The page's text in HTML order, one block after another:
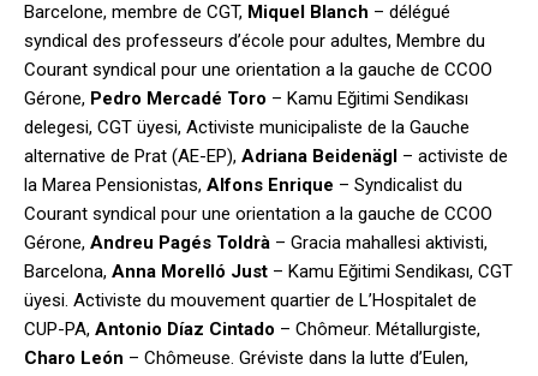
Barcelone, membre de CGT, Miquel Blanch – délégué
syndical des professeurs d’école pour adultes, Membre du
Courant syndical pour une orientation a la gauche de CCOO
Gérone, Pedro Mercadé Toro – Kamu Eğitimi Sendikası
delegesi, CGT üyesi, Activiste municipaliste de la Gauche
alternative de Prat (AE-EP), Adriana Beidenägl – activiste de
la Marea Pensionistas, Alfons Enrique – Syndicalist du
Courant syndical pour une orientation a la gauche de CCOO
Gérone, Andreu Pagés Toldrà – Gracia mahallesi aktivisti,
Barcelona, Anna Morelló Just – Kamu Eğitimi Sendikası, CGT
üyesi. Activiste du mouvement quartier de L’Hospitalet de
CUP-PA, Antonio Díaz Cintado – Chômeur. Métallurgiste,
Charo León – Chômeuse. Gréviste dans la lutte d’Eulen,